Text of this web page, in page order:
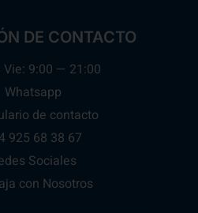
DE CONTACTO
9:00 — 21:00
Whatsapp
de contacto
925 68 38 67
Sociales
con Nosotros